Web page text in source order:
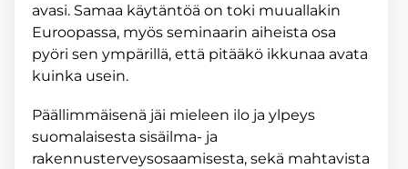
avasi. Samaa käytäntöä on toki muuallakin
Euroopassa, myös seminaarin aiheista osa
pyöri sen ympärillä, että pitääkö ikkunaa avata
kuinka usein.
Päällimmäisenä jäi mieleen ilo ja ylpeys
suomalaisesta sisäilma- ja
rakennusterveysosaamisesta, sekä mahtavista